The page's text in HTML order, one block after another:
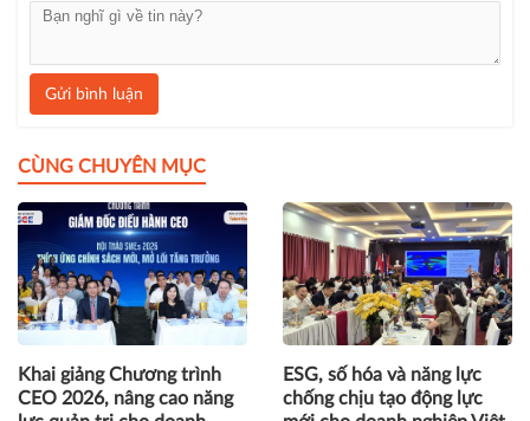
Gửi bình luận
CÙNG CHUYÊN MỤC
Khai giảng Chương trình
CEO 2026, nâng cao năng
ESG, số hóa và năng lực
chống chịu tạo động lực